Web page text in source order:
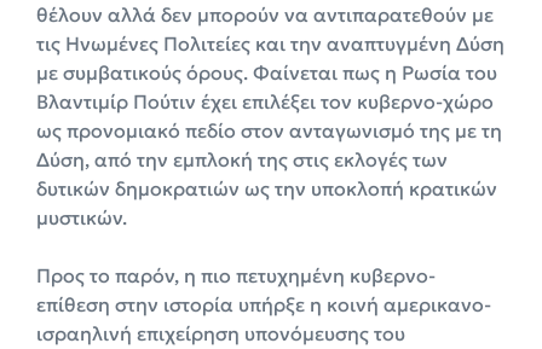
θέλουν αλλά δεν μπορούν να αντιπαρατεθούν με
τις Ηνωμένες Πολιτείες και την αναπτυγμένη Δύση
με συμβατικούς όρους. Φαίνεται πως η Ρωσία του
Βλαντιμίρ Πούτιν έχει επιλέξει τον κυβερνο-χώρο
ως προνομιακό πεδίο στον ανταγωνισμό της με τη
Δύση, από την εμπλοκή της στις εκλογές των
δυτικών δημοκρατιών ως την υποκλοπή κρατικών
μυστικών.
Προς το παρόν, η πιο πετυχημένη κυβερνο-
επίθεση στην ιστορία υπήρξε η κοινή αμερικανο-
ισραηλινή επιχείρηση υπονόμευσης του